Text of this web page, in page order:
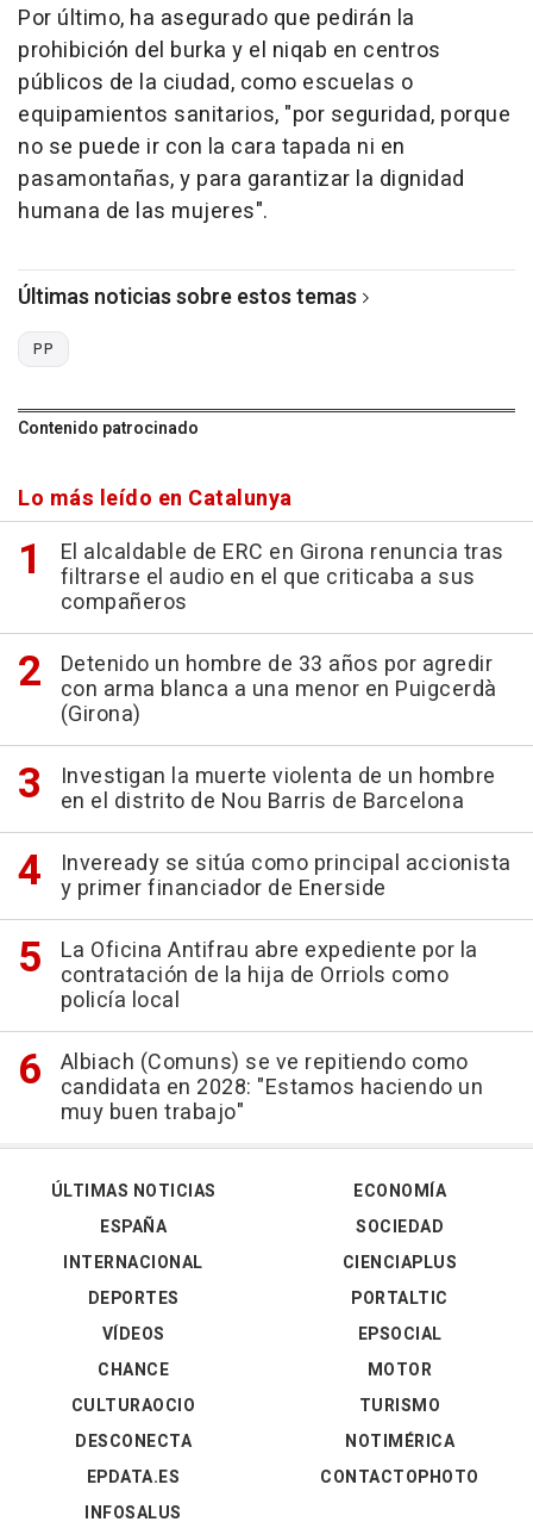
Por último, ha asegurado que pedirán la
prohibición del burka y el niqab en centros
públicos de la ciudad, como escuelas o
equipamientos sanitarios, "por seguridad, porque
no se puede ir con la cara tapada ni en
pasamontañas, y para garantizar la dignidad
humana de las mujeres".
Últimas noticias sobre estos temas
PP
Contenido patrocinado
Lo más leído en Catalunya
El alcaldable de ERC en Girona renuncia tras
filtrarse el audio en el que criticaba a sus
compañeros
Detenido un hombre de 33 años por agredir
con arma blanca a una menor en Puigcerdà
(Girona)
Investigan la muerte violenta de un hombre
en el distrito de Nou Barris de Barcelona
Inveready se sitúa como principal accionista
y primer financiador de Enerside
La Oficina Antifrau abre expediente por la
contratación de la hija de Orriols como
policía local
Albiach (Comuns) se ve repitiendo como
candidata en 2028: "Estamos haciendo un
muy buen trabajo"
ÚLTIMAS NOTICIAS
ESPAÑA
INTERNACIONAL
DEPORTES
VÍDEOS
ECONOMÍA
SOCIEDAD
CIENCIAPLUS
PORTALTIC
EPSOCIAL
CHANCE
CULTURAOCIO
DESCONECTA
EPDATA.ES
INFOSALUS
MOTOR
TURISMO
NOTIMÉRICA
CONTACTOPHOTO